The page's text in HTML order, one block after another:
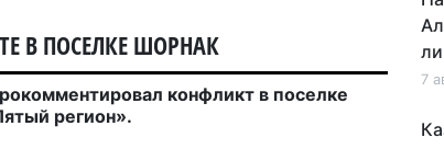
В ПОСЕЛКЕ ШОРНАК
конфликт в поселке
регион».
7